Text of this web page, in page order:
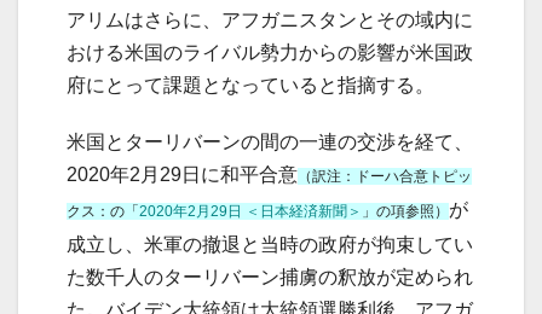
アリムはさらに、アフガニスタンとその域内に
おける米国のライバル勢力からの影響が米国政
府にとって課題となっていると指摘する。
米国とターリバーンの間の一連の交渉を経て、
2020年2月29日に和平合意 （訳注：ドーハ合意トピッ
クス：の「2020年2月29日 ＜日本経済新聞＞ 」の項参照） が
成立し、米軍の撤退と当時の政府が拘束してい
た数千人のターリバーン捕虜の釈放が定められ
た。バイデン大統領は大統領選勝利後、アフガ